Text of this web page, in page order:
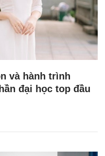
và hành trình
đại học top đầu